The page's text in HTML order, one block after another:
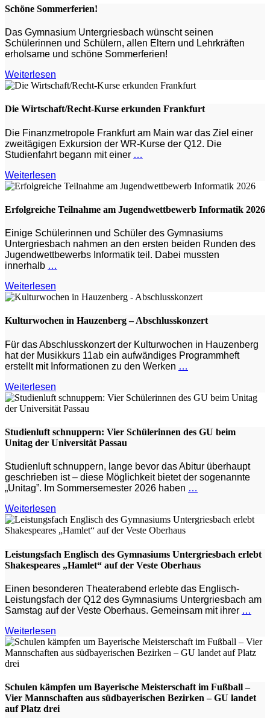
Schöne Sommerferien!
Das Gymnasium Untergriesbach wünscht seinen
Schülerinnen und Schülern, allen Eltern und Lehrkräften
erholsame und schöne Sommerferien!
Weiterlesen
Die Wirtschaft/Recht-Kurse erkunden Frankfurt
Die Finanzmetropole Frankfurt am Main war das Ziel einer
zweitägigen Exkursion der WR-Kurse der Q12. Die
Studienfahrt begann mit einer …
Weiterlesen
Erfolgreiche Teilnahme am Jugendwettbewerb Informatik 2026
Einige Schülerinnen und Schüler des Gymnasiums
Untergriesbach nahmen an den ersten beiden Runden des
Jugendwettbewerbs Informatik teil. Dabei mussten
innerhalb …
Weiterlesen
Kulturwochen in Hauzenberg – Abschlusskonzert
Für das Abschlusskonzert der Kulturwochen in Hauzenberg
hat der Musikkurs 11ab ein aufwändiges Programmheft
erstellt mit Informationen zu den Werken …
Weiterlesen
Studienluft schnuppern: Vier Schülerinnen des GU beim
Unitag der Universität Passau
Studienluft schnuppern, lange bevor das Abitur überhaupt
geschrieben ist – diese Möglichkeit bietet der sogenannte
„Unitag”. Im Sommersemester 2026 haben …
Weiterlesen
Leistungsfach Englisch des Gymnasiums Untergriesbach erlebt
Shakespeares „Hamlet“ auf der Veste Oberhaus
Einen besonderen Theaterabend erlebte das Englisch-
Leistungsfach der Q12 des Gymnasiums Untergriesbach am
Samstag auf der Veste Oberhaus. Gemeinsam mit ihrer …
Weiterlesen
Schulen kämpfen um Bayerische Meisterschaft im Fußball –
Vier Mannschaften aus südbayerischen Bezirken – GU landet
auf Platz drei